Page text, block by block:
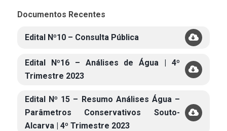
Documentos Recentes
Edital Nº10 – Consulta Pública
Edital Nº16 – Análises de Água | 4º
Trimestre 2023
Edital Nº 15 – Resumo Análises Água –
Parâmetros Conservativos Souto-
Alcarva | 4º Trimestre 2023